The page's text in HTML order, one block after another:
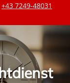
+43 7249-48031